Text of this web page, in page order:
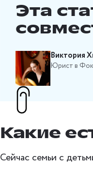
Эта
Виктория
Юрист в
Какие
Сейчас семьи с